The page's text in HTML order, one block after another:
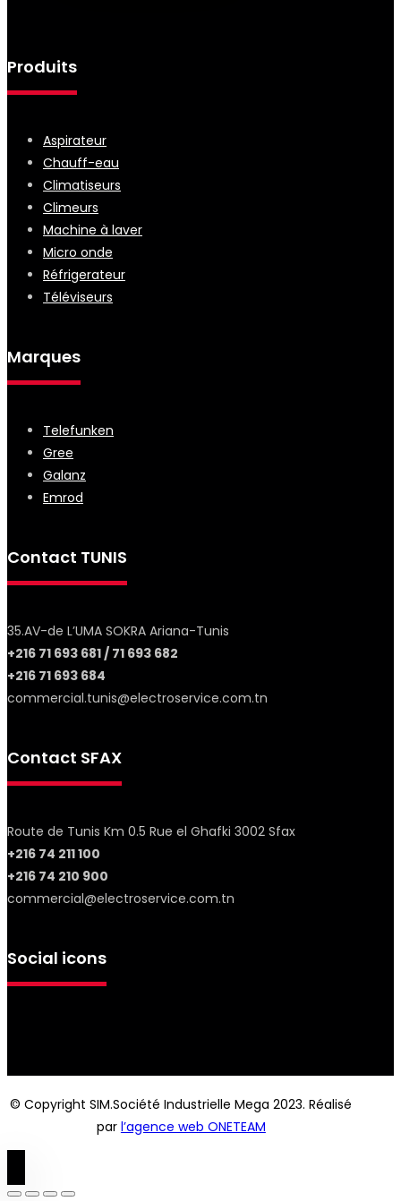
Produits
Aspirateur
Chauff-eau
Climatiseurs
Climeurs
Machine à laver
Micro onde
Réfrigerateur
Téléviseurs
Marques
Telefunken
Gree
Galanz
Emrod
Contact TUNIS
35.AV-de L’UMA SOKRA Ariana-Tunis
+216 71 693 681 / 71 693 682
+216 71 693 684
commercial.tunis@electroservice.com.tn
Contact SFAX
Route de Tunis Km 0.5 Rue el Ghafki 3002 Sfax
+216 74 211 100
+216 74 210 900
commercial@electroservice.com.tn
Social icons
© Copyright SIM.Société Industrielle Mega 2023. Réalisé
par l’agence web ONETEAM